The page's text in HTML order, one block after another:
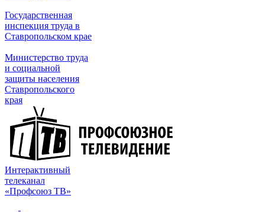
Государственная
инспекция труда в
Ставропольском крае
Министерство труда
и социальной
защиты населения
Ставропольского
края
Интерактивный
телеканал
«Профсоюз ТВ»